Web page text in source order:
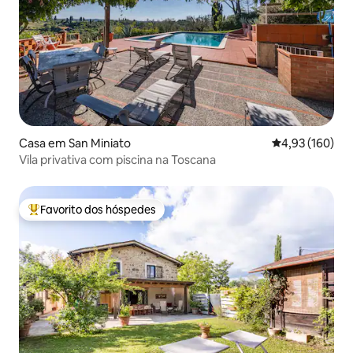
Casa em San Miniato Classificação
4,93 (160)
Vila privativa com piscina na Toscana
Favoritos dos hóspedes mais apreciados
Favorito dos hóspedes